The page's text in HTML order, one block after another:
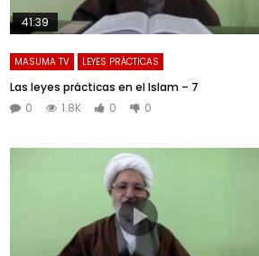
41:39
MASUMA TV LEYES PRÁCTICAS
Las leyes prácticas en el Islam – 7
0
1.8K 0 0